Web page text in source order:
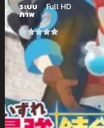
ระบบ
ภาพ
Full HD